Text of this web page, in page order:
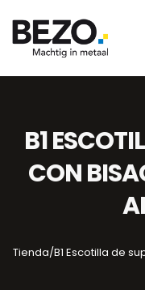
B1
CON
Tienda/B1 Escotilla de